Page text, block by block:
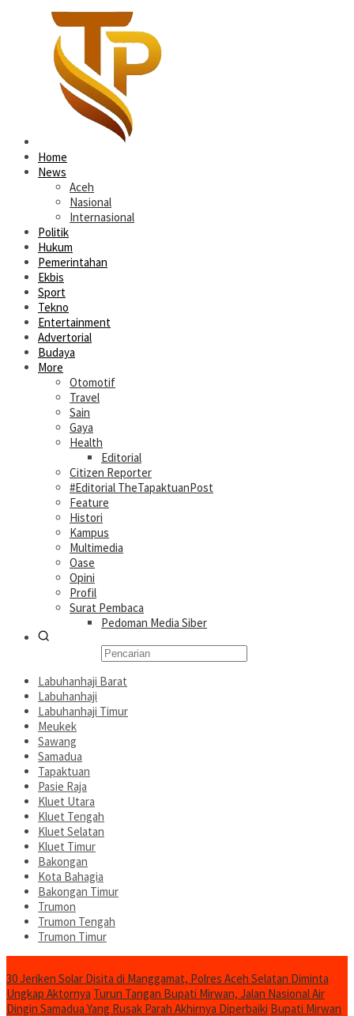
Home
News
Aceh
Nasional
Internasional
Politik
Hukum
Pemerintahan
Ekbis
Sport
Tekno
Entertainment
Advertorial
Budaya
More
Otomotif
Travel
Sain
Gaya
Health
Editorial
Citizen Reporter
#Editorial TheTapaktuanPost
Feature
Histori
Kampus
Multimedia
Oase
Opini
Profil
Surat Pembaca
Pedoman Media Siber
Labuhanhaji Barat
Labuhanhaji
Labuhanhaji Timur
Meukek
Sawang
Samadua
Tapaktuan
Pasie Raja
Kluet Utara
Kluet Tengah
Kluet Selatan
Kluet Timur
Bakongan
Kota Bahagia
Bakongan Timur
Trumon
Trumon Tengah
Trumon Timur
30 Jeriken Solar Disita di Manggamat, Polres Aceh Selatan Diminta
Ungkap Aktornya Turun Tangan Bupati Mirwan, Jalan Nasional Air
Dingin Samadua Yang Rusak Parah Akhirnya Diperbaiki Bupati Mirwan